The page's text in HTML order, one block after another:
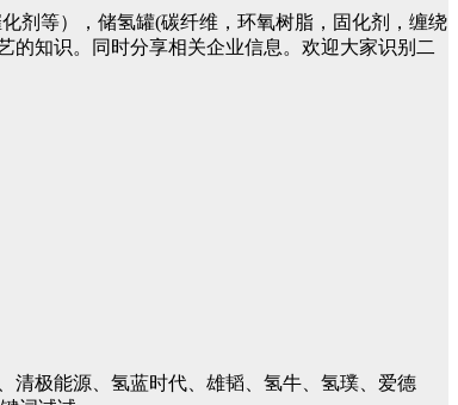
剂等），储氢罐(碳纤维，环氧树脂，固化剂，缠绕
的知识。同时分享相关企业信息。欢迎大家识别二
清极能源、氢蓝时代、雄韬、氢牛、氢璞、爱德